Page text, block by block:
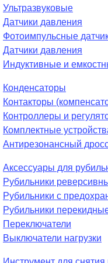
Ультразвуковые
Датчики давления
Фотоимпульсные
Датчики давления
Индуктивные и
Конденсаторы
Контакторы
Контроллеры и
Комплектные
Антирезонансный
Аксессуары для
Рубильники
Рубильники с
Рубильники
Переключатели
Выключатели нагрузки